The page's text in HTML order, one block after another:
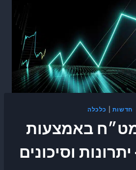
חדשות כלכלה
באמצעות
וסיכונים